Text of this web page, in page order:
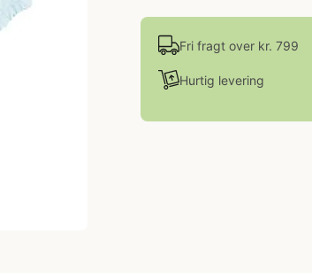
Fri fragt over kr. 799
Hurtig levering